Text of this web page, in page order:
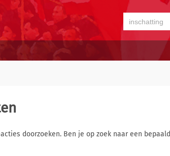
doorzoeken. Ben je op zoek naar een